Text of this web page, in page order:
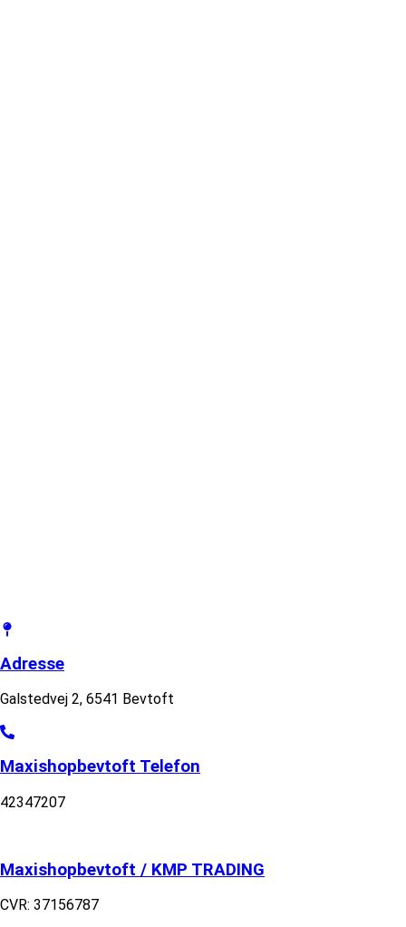
Adresse
Galstedvej 2, 6541 Bevtoft
Maxishopbevtoft Telefon
42347207
Maxishopbevtoft / KMP TRADING
CVR: 37156787